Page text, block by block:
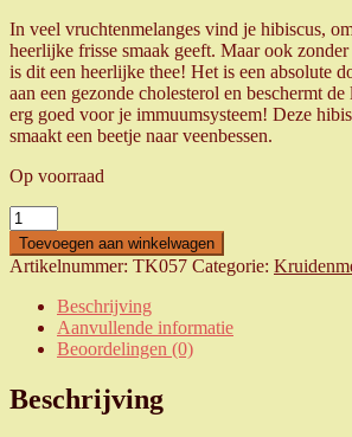
was:
€ 5,99.
is:
€ 3,99.
In veel vruchtenmelanges vind je hibiscus,
heerlijke frisse smaak geeft. Maar ook
is dit een heerlijke thee! Het is een absolute
aan een gezonde cholesterol en beschermt
erg goed voor je immuumsysteem! Deze
smaakt een beetje naar veenbessen.
Op voorraad
Hibiscus
aantal
Toevoegen aan winkelwagen
Artikelnummer: TK057 Categorie:
Beschrijving
Aanvullende informatie
Beoordelingen (0)
Beschrijving